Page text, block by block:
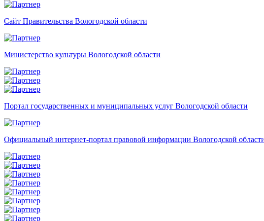
Сайт Правительства Вологодской области
Министерство культуры Вологодской области
Портал государственных и муниципальных услуг Вологодской области
Официальный интернет-портал правовой информации Вологодской